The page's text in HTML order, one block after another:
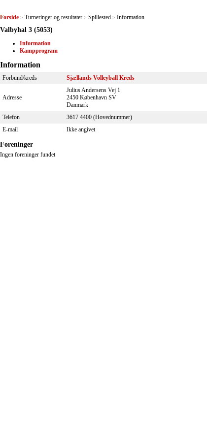
Forside > Turneringer og resultater > Spillested > Information
Valbyhal 3 (5053)
Information
Kampprogram
Information
Forbund/kreds Sjællands Volleyball Kreds
Adresse
Julius Andersens Vej 1
2450 København SV
Danmark
Telefon
3617 4400 (Hovednummer)
E-mail
Ikke angivet
Foreninger
Ingen foreninger fundet